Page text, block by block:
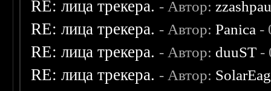
RE: лица трекера. - Автор:
RE: лица трекера. - Автор:Panica -
RE: лица трекера. - Автор: duuST -
RE: лица трекера. - Автор: